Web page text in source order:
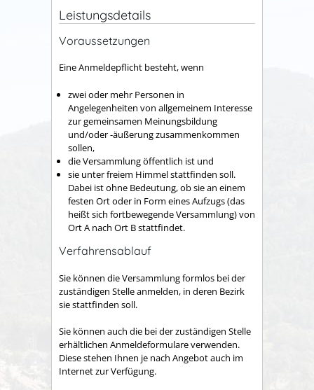
Leistungsdetails
Voraussetzungen
Eine Anmeldepflicht besteht, wenn
zwei oder mehr Personen in
Angelegenheiten von allgemeinem Interesse
zur gemeinsamen Meinungsbildung
und/oder -äußerung zusammenkommen
sollen,
die Versammlung öffentlich ist und
sie unter freiem Himmel stattfinden soll.
Dabei ist ohne Bedeutung, ob sie an einem
festen Ort oder in Form eines Aufzugs (das
heißt sich fortbewegende Versammlung) von
Ort A nach Ort B stattfindet.
Verfahrensablauf
Sie können die Versammlung formlos bei der
zuständigen Stelle anmelden, in deren Bezirk
sie stattfinden soll.
Sie können auch die bei der zuständigen Stelle
erhältlichen Anmeldeformulare verwenden.
Diese stehen Ihnen je nach Angebot auch im
Internet zur Verfügung.